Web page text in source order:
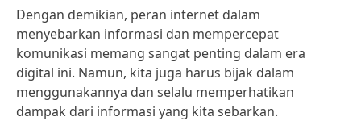
Dengan demikian, peran internet dalam
menyebarkan informasi dan mempercepat
komunikasi memang sangat penting dalam era
digital ini. Namun, kita juga harus bijak dalam
menggunakannya dan selalu memperhatikan
dampak dari informasi yang kita sebarkan.